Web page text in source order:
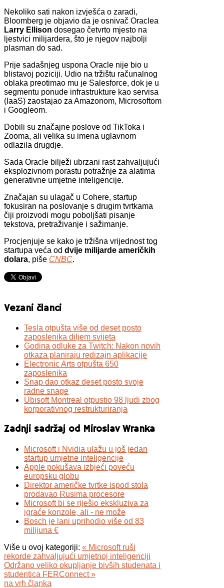
Nekoliko sati nakon izvješća o zaradi,
Bloomberg je objavio da je osnivač Oraclea
Larry Ellison dosegao četvrto mjesto na
ljestvici milijardera, što je njegov najbolji
plasman do sad.
Prije sadašnjeg uspona Oracle nije bio u
blistavoj poziciji. Udio na tržištu računalnog
oblaka preotimao mu je Salesforce, dok je u
segmentu ponude infrastrukture kao servisa
(IaaS) zaostajao za Amazonom, Microsoftom
i Googleom.
Dobili su značajne poslove od TikToka i
Zooma, ali velika su imena uglavnom
odlazila drugdje.
Sada Oracle bilježi ubrzani rast zahvaljujući
eksplozivnom porastu potražnje za alatima
generativne umjetne inteligencije.
Značajan su ulagač u Cohere, startup
fokusiran na poslovanje s drugim tvrtkama
čiji proizvodi mogu poboljšati pisanje
tekstova, pretraživanje i sažimanje.
Procjenjuje se kako je tržišna vrijednost tog
startupa veća od dvije milijarde američkih
dolara, piše CNBC.
Vezani članci
Tesla otpušta više od deset posto
zaposlenika diljem svijeta
Godina odluke za Twitch: Nakon novih
otkaza planiraju redizajn aplikacije
Electronic Arts otpušta 650
zaposlenika
Snap dao otkaz deset posto svoje
radne snage
Ubisoft Montreal otpustio 98 ljudi zbog
korporativnog restrukturiranja
Zadnji sadržaj od Miroslav Wranka
Microsoft i Nvidia ulažu u još jedan
startup umjetne inteligencije
Apple pokušava izbjeći poveću
europsku globu
Direktor američke tvrtke ispod stola
prodavao Rusima procesore
Microsoft bi se riješio ekskluziva za
igraće konzole, ali - ne može
Bosch je lani uprihodio više od 83
milijuna €
Više u ovoj kategoriji: « Microsoft ruši
rekorde zahvaljujući umjetnoj inteligenciji
Održano veliko okupljanje bivših studenata i
studentica FERConnect »
na vrh članka